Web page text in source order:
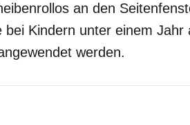
an den
bei Kindern unter einem Jahr
werden.